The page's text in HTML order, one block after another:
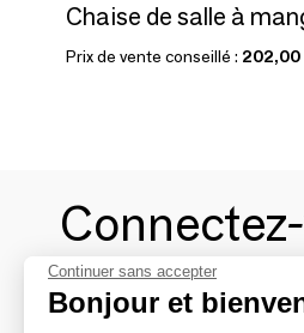
Prix de vente conseillé : 202,00
contacter
Continuer sans accepter
Bonjour et